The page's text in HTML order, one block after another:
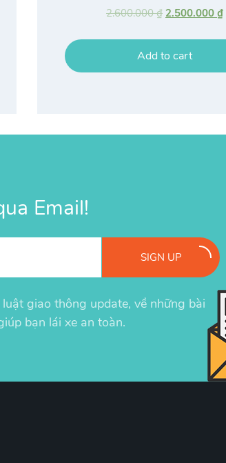
2.600.000₫ 2.500.000₫
Add to cart
Email!
SIGN UP
giao thông update, về những bài
bạn lái xe an toàn.